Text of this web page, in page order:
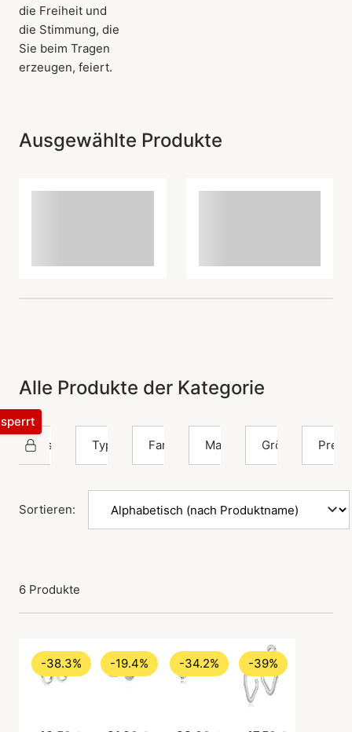
die Freiheit und
die Stimmung, die
Sie beim Tragen
erzeugen, feiert.
Ausgewählte Produkte
Alle Produkte der Kategorie
Sistie 2nd Typ
Farbe Material Größe Preis
Sortieren:
6 Produkte
-38.3% -19.4% -34.2% -39%